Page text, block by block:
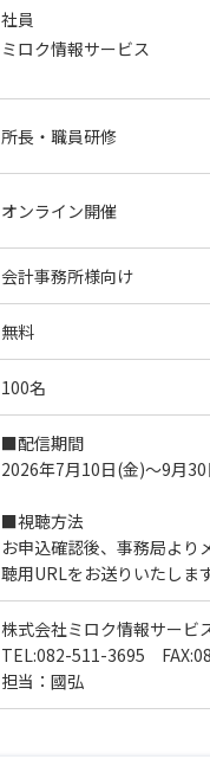
社員
ミロク情報サービス
所長・職員研修
オンライン開催
会計事務所様向け
無料
100名
■配信期間
2026年7月10日(金)～9月
■視聴方法
お申込確認後、事務局より
聴用URLをお送りいたします
株式会社ミロク情報サー
TEL:082-511-3695
担当：國弘